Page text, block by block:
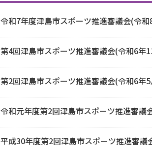
令和7年度津島市スポーツ推進審議会(令
第4回津島市スポーツ推進審議会(令和6年
第2回津島市スポーツ推進審議会(令和6年
令和元年度第2回津島市スポーツ推進審議
平成30年度第2回津島市スポーツ推進審議